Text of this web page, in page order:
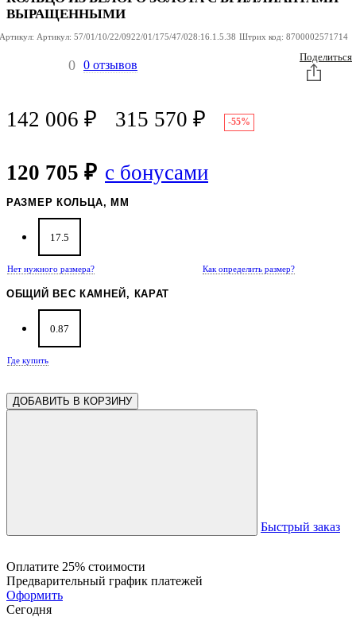
ВЫРАЩЕННЫМИ
Артикул: Артикул: 57/01/10/22/0922/01/175/47/028:16.1.5.38 Штрих код: 8700002571714
0 0 отзывов
Поделиться
142 006 ₽ 315 570 ₽ -55%
120 705 ₽ с бонусами
РАЗМЕР КОЛЬЦА, ММ
17.5
Нет нужного размера? Как определить размер?
ОБЩИЙ ВЕС КАМНЕЙ, КАРАТ
0.87
Где купить
ДОБАВИТЬ В КОРЗИНУ
Быстрый заказ
Оплатите 25% стоимости
Предварительный график платежей
Оформить
Сегодня